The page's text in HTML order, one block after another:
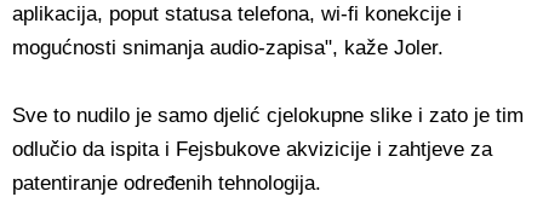
aplikacija, poput statusa telefona, wi-fi konekcije i
mogućnosti snimanja audio-zapisa", kaže Joler.
Sve to nudilo je samo djelić cjelokupne slike i zato je tim
odlučio da ispita i Fejsbukove akvizicije i zahtjeve za
patentiranje određenih tehnologija.